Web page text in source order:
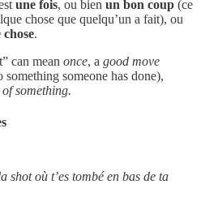
une fois, ou bien un bon coup (ce
chose que quelqu’un a fait), ou
.
can mean once, a good move
someone has done),
something.
shot où t’es tombé en bas de ta